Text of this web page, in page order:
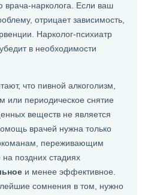
врача-нарколога. Если ваш
отрицает зависимость,
Нарколог-психиатр
в необходимости
что пивной алкоголизм,
или периодическое снятие
веществ не является
врачей нужна только
переживающим
поздних стадиях
и менее эффективное.
сомнения в том, нужно